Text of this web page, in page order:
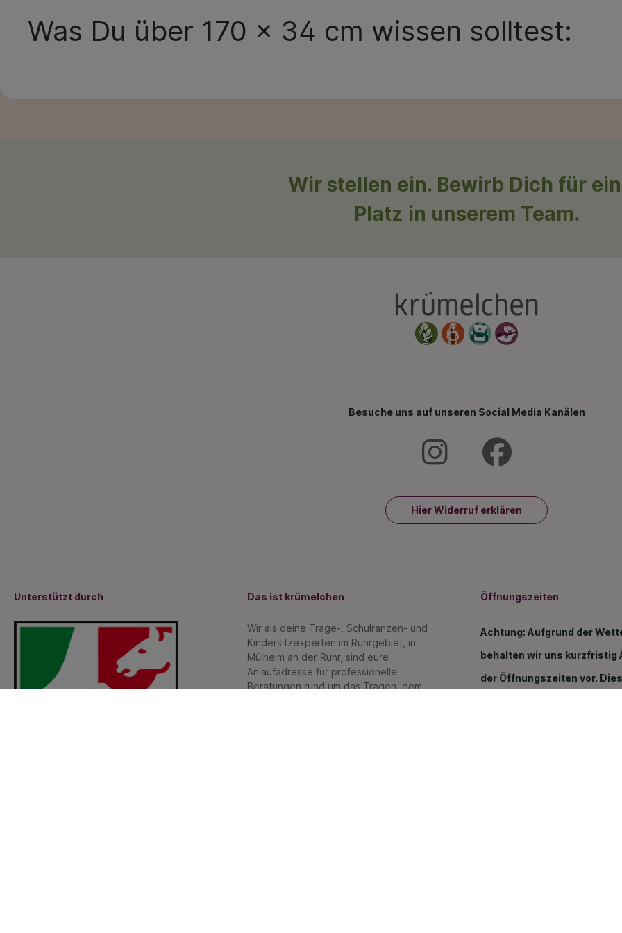
Was Du über 170 x 34 cm wissen solltest:
Wir stellen ein. Bewirb Dich für
Platz in unserem Team.
Besuche uns auf unseren Social Media Kanälen
Hier Widerruf erklären
Unterstützt durch Das ist krümelchen
Wir als deine Trage-, Schulranzen- und
Kindersitzexperten im Ruhrgebiet, in
Mülheim an der Ruhr, sind eure
Anlaufadresse für professionelle
Beratungen rund um das Tragen, dem
Öffnungszeiten
Achtung: Aufgrund der
behalten wir uns kurzfristig
der Öffnungszeiten vor.